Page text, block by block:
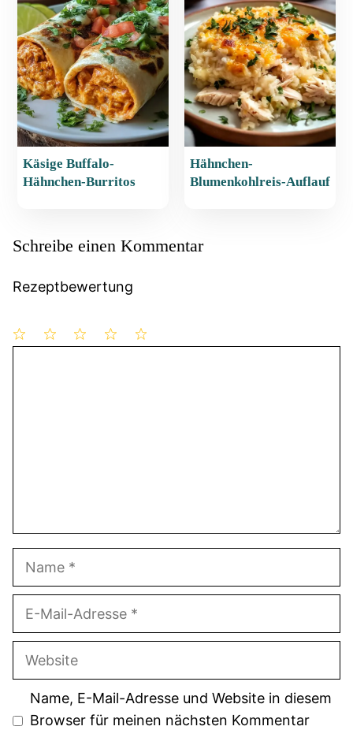
Käsige Buffalo-
Hähnchen-Burritos
Hähnchen-
Blumenkohlreis-Auflauf
Schreibe einen Kommentar
Rezeptbewertung
Website
Name, E-Mail-Adresse und Website in diesem
Browser für meinen nächsten Kommentar